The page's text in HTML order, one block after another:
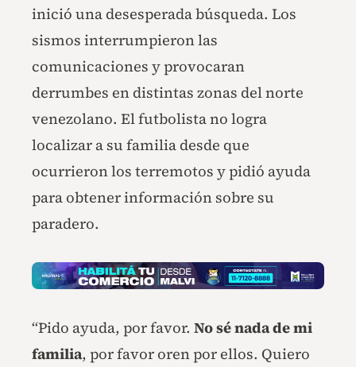
inició una desesperada búsqueda. Los
sismos interrumpieron las
comunicaciones y provocaran
derrumbes en distintas zonas del norte
venezolano. El futbolista no logra
localizar a su familia desde que
ocurrieron los terremotos y pidió ayuda
para obtener información sobre su
paradero.
“Pido ayuda, por favor. No sé nada de mi
familia, por favor oren por ellos. Quiero